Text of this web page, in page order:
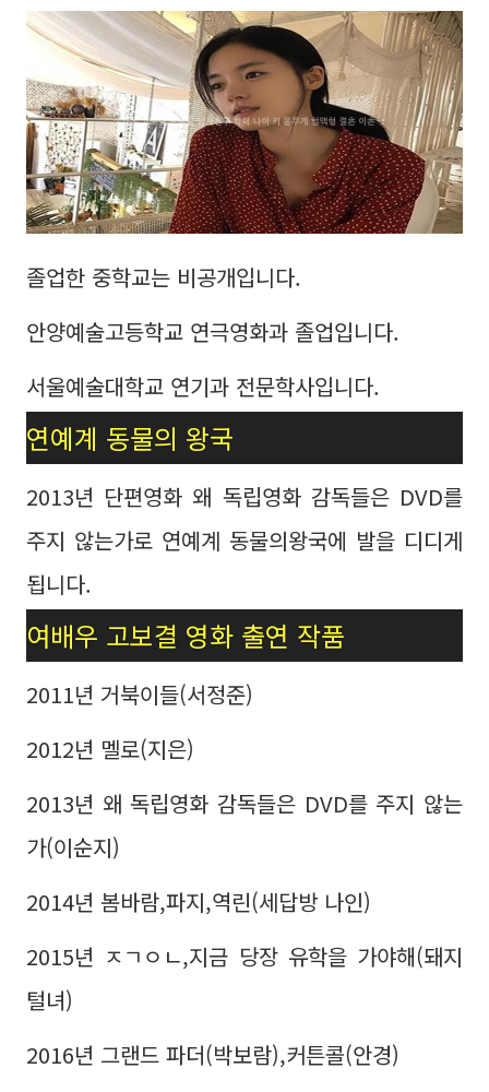
졸업한 중학교는 비공개입니다.
안양예술고등학교 연극영화과 졸업입니다.
서울예술대학교 연기과 전문학사입니다.
연예계 동물의 왕국
2013년 단편영화 왜 독립영화 감독들은 DVD를
주지 않는가로 연예계 동물의왕국에 발을 디디게
됩니다.
여배우 고보결 영화 출연 작품
2011년 거북이들(서정준)
2012년 멜로(지은)
2013년 왜 독립영화 감독들은 DVD를 주지 않는
가(이순지)
2014년 봄바람,파지,역린(세답방 나인)
2015년 ㅈㄱㅇㄴ,지금 당장 유학을 가야해(돼지
털녀)
2016년 그랜드 파더(박보람),커튼콜(안경)